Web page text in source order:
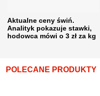
Aktualne ceny świń.
Analityk pokazuje stawki,
hodowca mówi o 3 zł za kg
POLECANE PRODUKTY